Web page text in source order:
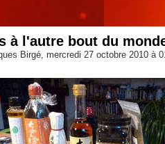
à l'autre bout du
Birgé, mercredi 27 octobre 2010 à